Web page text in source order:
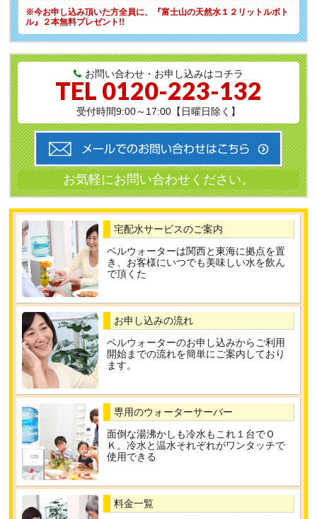
※今お申し込み頂いた方全員に、
『富士山の天然水１２リットルボト
ル』２本無料プレゼント!!
お問い合わせ・お申し込みはコチラ
TEL 0120-223-132
受付時間9:00～17:00【日曜日除く】
宅配水サービスのご案内
ベルウォーターは関西と東海に拠点を置
き、お客様にいつでも美味しい水を飲ん
で頂くた
お申し込みの流れ
ベルウォーターのお申し込みからご利用
開始までの流れを簡単にご案内しており
ます。
専用のウォーターサーバー
面倒な湯沸かしも冷水もこれ１台でＯ
Ｋ。冷水と温水それぞれがワンタッチで
使用できる
料金一覧